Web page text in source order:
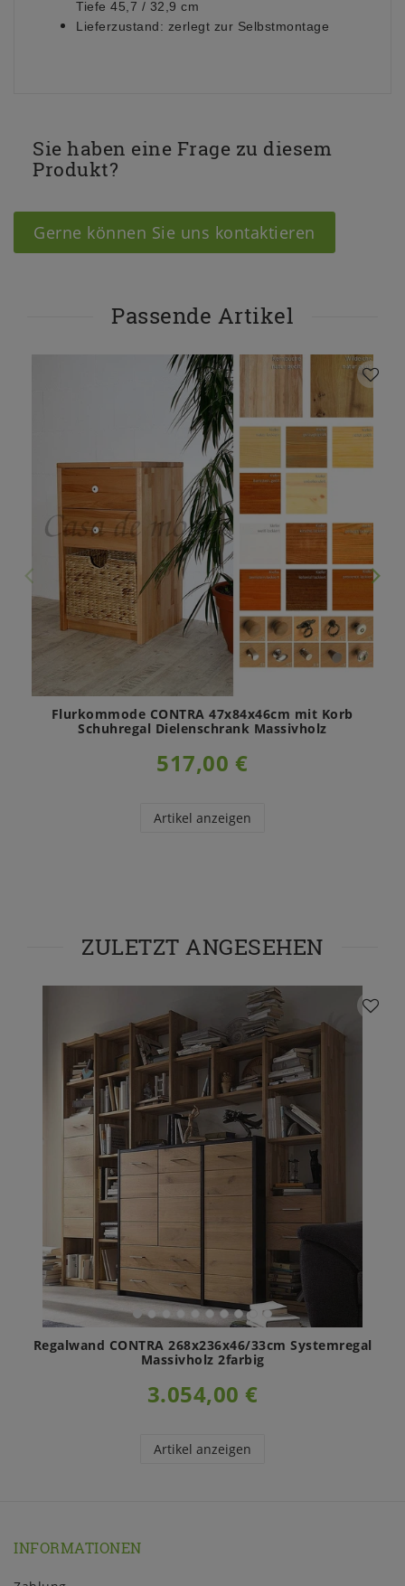
Tiefe 45,7 / 32,9 cm
Lieferzustand: zerlegt zur Selbstmontage
Sie haben eine Frage zu diesem
Produkt?
Gerne können Sie uns kontaktieren
Passende Artikel
Flurkommode CONTRA 47x84x46cm mit Korb
Schuhregal Dielenschrank Massivholz
517,00 €
Artikel anzeigen
ZULETZT ANGESEHEN
Regalwand CONTRA 268x236x46/33cm Systemregal
Massivholz 2farbig
3.054,00 €
Artikel anzeigen
INFORMATIONEN